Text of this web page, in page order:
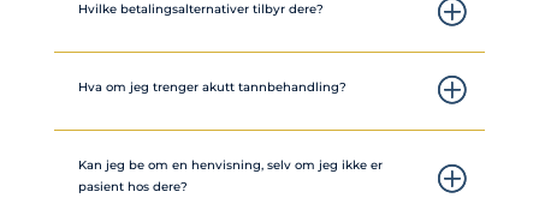
Hvilke betalingsalternativer tilbyr dere?
Hva om jeg trenger akutt tannbehandling?
Kan jeg be om en henvisning, selv om jeg ikke er
pasient hos dere?